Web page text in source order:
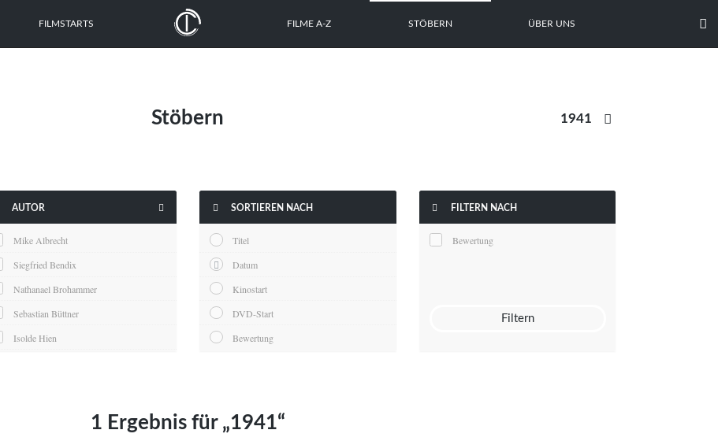
FILMSTARTS FILME A-Z STÖBERN ÜBER UNS 
Stöbern 
AUTOR 
Mike Albrecht
Siegfried Bendix
Nathanael Brohammer
Sebastian Büttner
Isolde Hien
 SORTIEREN NACH
Titel
Datum
Kinostart
DVD-Start
Bewertung
 FILTERN NACH
Bewertung
Filtern
1 Ergebnis für „1941“